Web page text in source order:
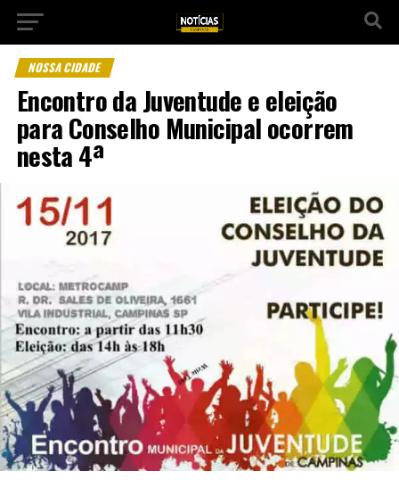
NOSSA CIDADE
Encontro da Juventude e eleição
para Conselho Municipal ocorrem
nesta 4ª